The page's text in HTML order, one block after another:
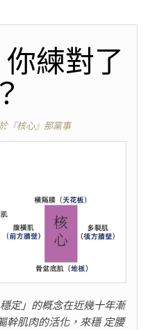
練對了
『核心』那黨事
定」的概念在近幾十年漸
幹肌肉的活化，來穩 定腰